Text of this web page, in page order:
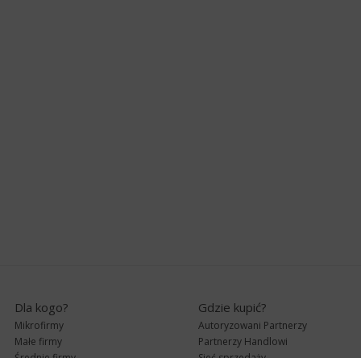
Dla kogo?
Mikrofirmy
Małe firmy
Gdzie kupić?
Autoryzowani Partnerzy
Partnerzy Handlowi